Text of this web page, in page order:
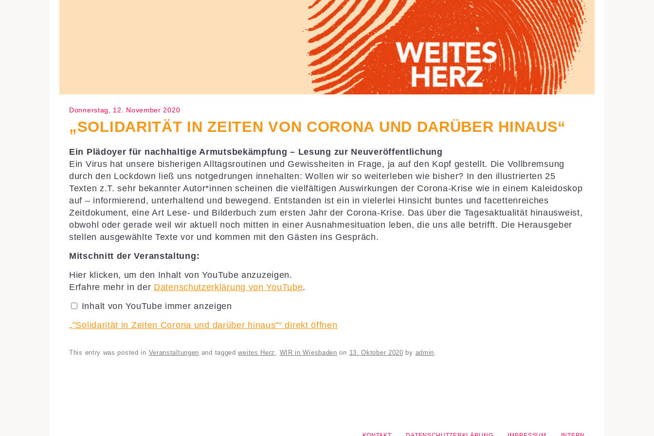
Donnerstag, 12. November 2020
„SOLIDARITÄT IN ZEITEN VON CORONA UND DARÜBER HINAUS“
Ein Plädoyer für nachhaltige Armutsbekämpfung – Lesung zur Neuveröffentlichung
Ein Virus hat unsere bisherigen Alltagsroutinen und Gewissheiten in Frage, ja auf den Kopf gestellt. Die Vollbremsung
durch den Lockdown ließ uns notgedrungen innehalten: Wollen wir so weiterleben wie bisher? In den illustrierten 25
Texten z.T. sehr bekannter Autor*innen scheinen die vielfältigen Auswirkungen der Corona-Krise wie in einem Kaleidoskop
auf – informierend, unterhaltend und bewegend. Entstanden ist ein in vielerlei Hinsicht buntes und facettenreiches
Zeitdokument, eine Art Lese- und Bilderbuch zum ersten Jahr der Corona-Krise. Das über die Tagesaktualität hinausweist,
obwohl oder gerade weil wir aktuell noch mitten in einer Ausnahmesituation leben, die uns alle betrifft. Die Herausgeber
stellen ausgewählte Texte vor und kommen mit den Gästen ins Gespräch.
Mitschnitt der Veranstaltung:
„"Solidarität
in
Zeiten
und
darüber
von
YouTube
Hier klicken, um den Inhalt von YouTube anzuzeigen.
Erfahre mehr in der Datenschutzerklärung von YouTube.
Inhalt von YouTube immer anzeigen
„"Solidarität in Zeiten Corona und darüber hinaus"“ direkt öffnen
This entry was posted in Veranstaltungen and taggedweites Herz WIR in Wiesbaden on 13. Oktober 2020 by admin